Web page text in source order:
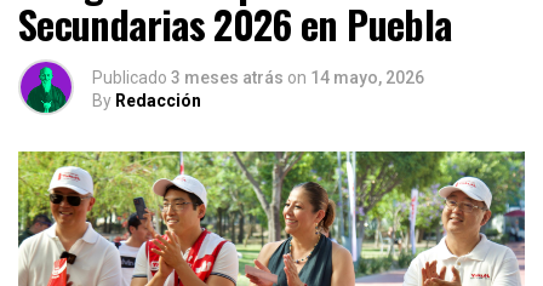
Secundarias 2026 en Puebla
Publicado 3 meses atrás on 14 mayo, 2026
By Redacción